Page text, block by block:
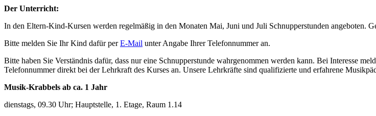
Der Unterricht:
In den Eltern-Kind-Kursen werden regelmäßig in den Monaten Mai, Juni und Juli Schnupperstunden angeboten.
Bitte melden Sie Ihr Kind dafür perE-Mail unter Angabe Ihrer Telefonnummer an.
Bitte haben Sie Verständnis dafür, dass nur eine Schnupperstunde wahrgenommen werden kann. Bei Interesse
Telefonnummer direkt bei der Lehrkraft des Kurses an. Unsere Lehrkräfte sind qualifizierte und erfahrene
Musik-Krabbels ab ca. 1 Jahr
dienstags, 09.30 Uhr; Hauptstelle, 1. Etage, Raum 1.14